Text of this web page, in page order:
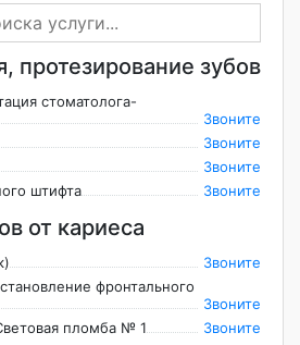
протезирование зубов
стоматолога-
Звоните
Звоните
Звоните
штифта
Звоните
от кариеса
Звоните
фронтального
Звоните
пломба № 1
Звоните